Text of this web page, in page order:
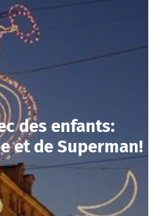
des enfants:
et de Superman!